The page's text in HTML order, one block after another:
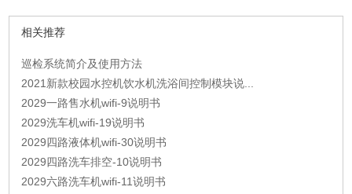
相关推荐
巡检系统简介及使用方法
2021新款校园水控机饮水机洗浴间控制模块说...
2029一路售水机wifi-9说明书
2029洗车机wifi-19说明书
2029四路液体机wifi-30说明书
2029四路洗车排空-10说明书
2029六路洗车机wifi-11说明书